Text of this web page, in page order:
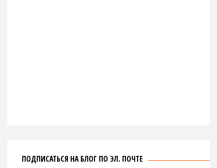
ПОДПИСАТЬСЯ НА БЛОГ ПО ЭЛ. ПОЧТЕ